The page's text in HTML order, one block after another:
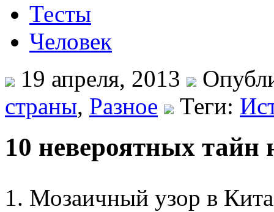
Тесты
Человек
19 апреля, 2013
страны, Разное Теги:
10 невероятных
1. Мозаичный узор в